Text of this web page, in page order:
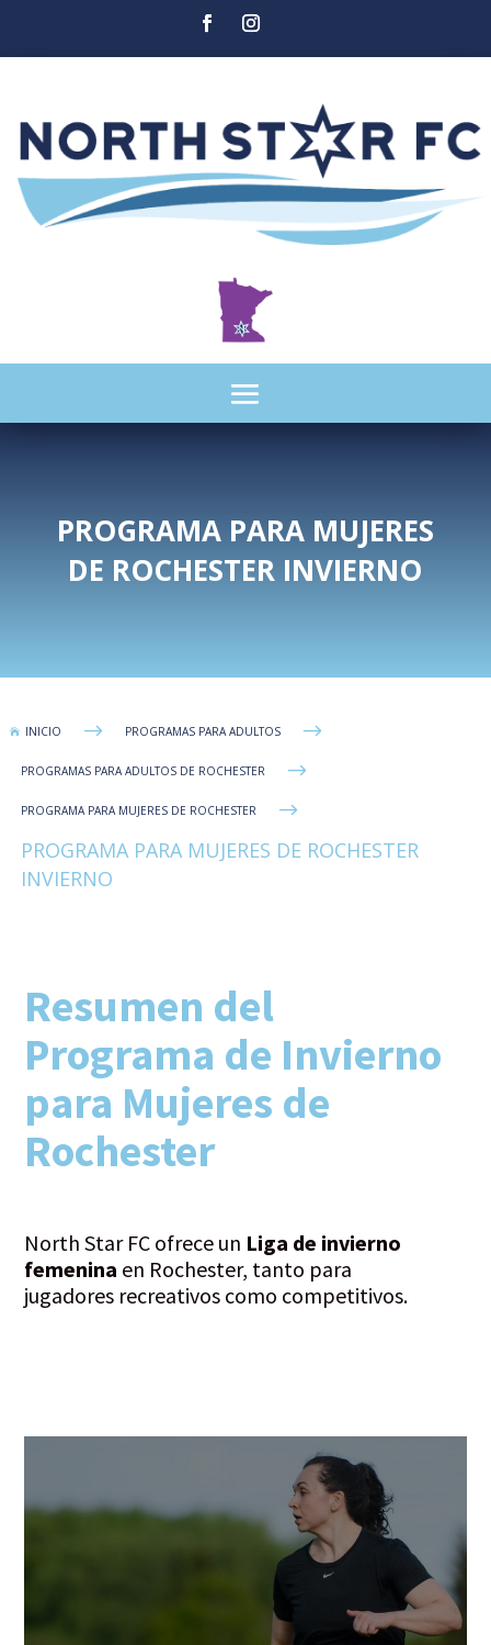
PROGRAMA PARA MUJERES
DE ROCHESTER INVIERNO
 INICIO $ PROGRAMAS PARA ADULTOS $
PROGRAMAS PARA ADULTOS DE ROCHESTER $
PROGRAMA PARA MUJERES DE ROCHESTER $
PROGRAMA PARA MUJERES DE ROCHESTER
INVIERNO
Resumen del
Programa de Invierno
para Mujeres de
Rochester
North Star FC ofrece un Liga de invierno
femenina en Rochester, tanto para
jugadores recreativos como competitivos.